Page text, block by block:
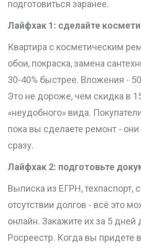
подготовиться заранее.
Лайфхак 1: сделайте
Квартира с косметическим
обои, покраска, замена
30-40% быстрее. Вложения -
Это не дороже, чем скидка в
«неудобного» вида.
пока вы сделаете ремонт - они
сразу.
Лайфхак 2: подготовьте
Выписка из ЕГРН, техпаспорт,
отсутствии долгов - всё это
онлайн. Закажите их за 5 дней
Росреестр. Когда вы придете